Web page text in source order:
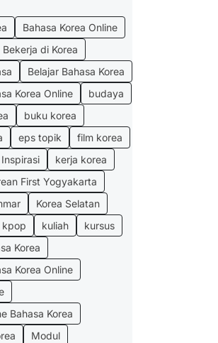
Bahasa Korea Online
Bekerja di Korea
Belajar Bahasa Korea
Korea Online
budaya
buku korea
eps topik
film korea
Inspirasi
kerja korea
First Yogyakarta
Korea Selatan
kpop kuliah
kursus
Korea
Korea Online
Bahasa Korea
Modul